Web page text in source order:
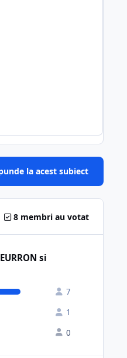
la acest subiect
8 membri au votat
si
7
1
0